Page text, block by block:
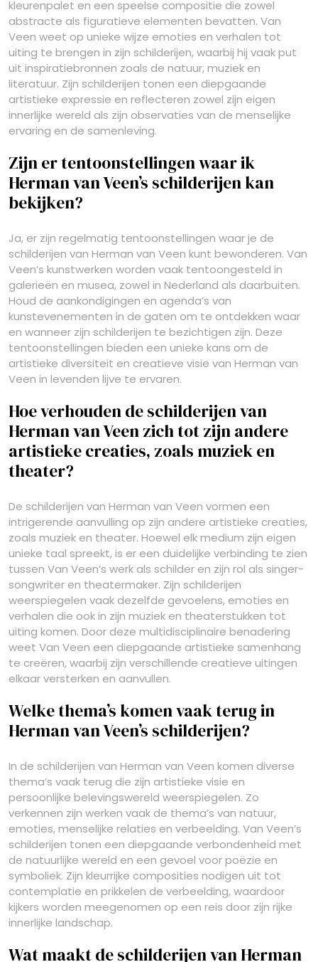
kleurenpalet en een speelse compositie die zowel
abstracte als figuratieve elementen bevatten. Van
Veen weet op unieke wijze emoties en verhalen tot
uiting te brengen in zijn schilderijen, waarbij hij vaak put
uit inspiratiebronnen zoals de natuur, muziek en
literatuur. Zijn schilderijen tonen een diepgaande
artistieke expressie en reflecteren zowel zijn eigen
innerlijke wereld als zijn observaties van de menselijke
ervaring en de samenleving.
Zijn er tentoonstellingen waar ik
Herman van Veen’s schilderijen kan
bekijken?
Ja, er zijn regelmatig tentoonstellingen waar je de
schilderijen van Herman van Veen kunt bewonderen. Van
Veen’s kunstwerken worden vaak tentoongesteld in
galerieën en musea, zowel in Nederland als daarbuiten.
Houd de aankondigingen en agenda’s van
kunstevenementen in de gaten om te ontdekken waar
en wanneer zijn schilderijen te bezichtigen zijn. Deze
tentoonstellingen bieden een unieke kans om de
artistieke diversiteit en creatieve visie van Herman van
Veen in levenden lijve te ervaren.
Hoe verhouden de schilderijen van
Herman van Veen zich tot zijn andere
artistieke creaties, zoals muziek en
theater?
De schilderijen van Herman van Veen vormen een
intrigerende aanvulling op zijn andere artistieke creaties,
zoals muziek en theater. Hoewel elk medium zijn eigen
unieke taal spreekt, is er een duidelijke verbinding te zien
tussen Van Veen’s werk als schilder en zijn rol als singer-
songwriter en theatermaker. Zijn schilderijen
weerspiegelen vaak dezelfde gevoelens, emoties en
verhalen die ook in zijn muziek en theaterstukken tot
uiting komen. Door deze multidisciplinaire benadering
weet Van Veen een diepgaande artistieke samenhang
te creëren, waarbij zijn verschillende creatieve uitingen
elkaar versterken en aanvullen.
Welke thema’s komen vaak terug in
Herman van Veen’s schilderijen?
In de schilderijen van Herman van Veen komen diverse
thema’s vaak terug die zijn artistieke visie en
persoonlijke belevingswereld weerspiegelen. Zo
verkennen zijn werken vaak de thema’s van natuur,
emoties, menselijke relaties en verbeelding. Van Veen’s
schilderijen tonen een diepgaande verbondenheid met
de natuurlijke wereld en een gevoel voor poëzie en
symboliek. Zijn kleurrijke composities nodigen uit tot
contemplatie en prikkelen de verbeelding, waardoor
kijkers worden meegenomen op een reis door zijn rijke
innerlijke landschap.
Wat maakt de schilderijen van Herman